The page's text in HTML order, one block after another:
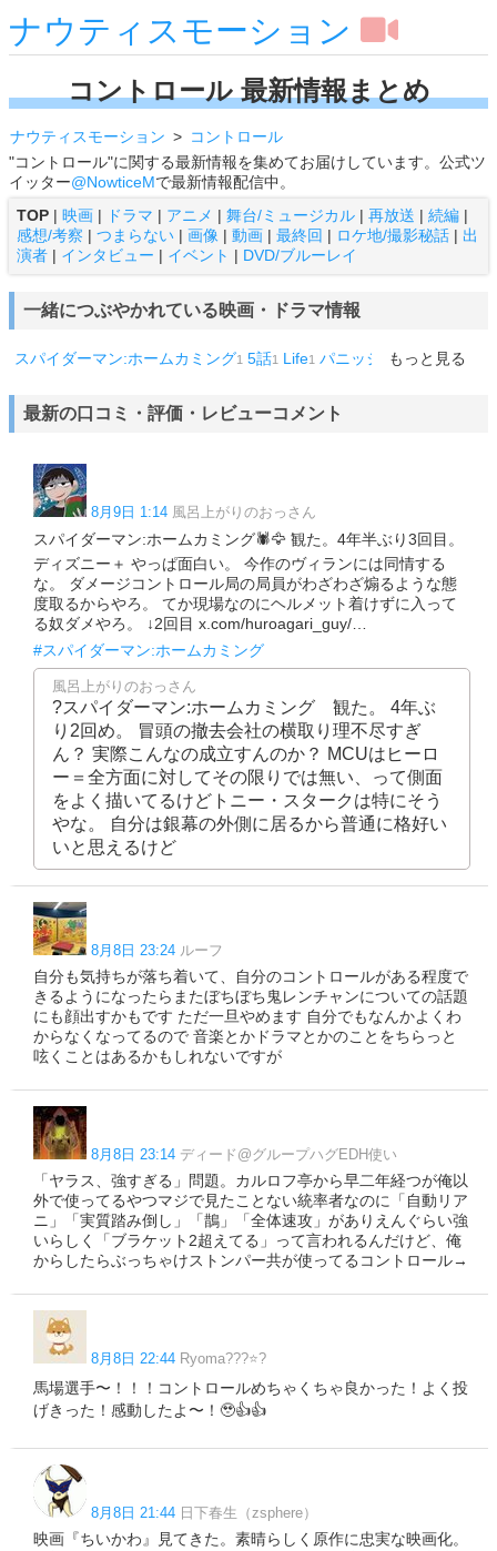
ナウティスモーション
コントロール 最新情報まとめ
ナウティスモーション
コントロール
"コントロール"に関する最新情報を集めてお届けしています。公式ツ
イッター@NowticeMで最新情報配信中。
TOP | 映画 | ドラマ | アニメ | 舞台/ミュージカル | 再放送 | 続編 |
感想/考察 | つまらない | 画像 | 動画 | 最終回 | ロケ地/撮影秘話 | 出
演者 | インタビュー | イベント | DVD/ブルーレイ
一緒につぶやかれている映画・ドラマ情報
もっと見る
スパイダーマン:ホームカミング1 5話1 Life1 パニッシャー1 ハルク
最新の口コミ・評価・レビューコメント
8月9日 1:14 風呂上がりのおっさん
スパイダーマン:ホームカミング🕷️🦅 観た。4年半ぶり3回目。
ディズニー＋ やっぱ面白い。 今作のヴィランには同情する
な。 ダメージコントロール局の局員がわざわざ煽るような態
度取るからやろ。 てか現場なのにヘルメット着けずに入って
る奴ダメやろ。 ↓2回目 x.com/huroagari_guy/…
#スパイダーマン:ホームカミング
風呂上がりのおっさん
?スパイダーマン:ホームカミング 観た。 4年ぶ
り2回め。 冒頭の撤去会社の横取り理不尽すぎ
ん？ 実際こんなの成立すんのか？ MCUはヒーロ
ー＝全方面に対してその限りでは無い、って側面
をよく描いてるけどトニー・スタークは特にそう
やな。 自分は銀幕の外側に居るから普通に格好い
いと思えるけど
8月8日 23:24 ルーフ
自分も気持ちが落ち着いて、自分のコントロールがある程度で
きるようになったらまたぼちぼち鬼レンチャンについての話題
にも顔出すかもです ただ一旦やめます 自分でもなんかよくわ
からなくなってるので 音楽とかドラマとかのことをちらっと
呟くことはあるかもしれないですが
8月8日 23:14 ディード@グループハグEDH使い
「ヤラス、強すぎる」問題。カルロフ亭から早二年経つが俺以
外で使ってるやつマジで見たことない統率者なのに「自動リア
ニ」「実質踏み倒し」「鵲」「全体速攻」がありえんぐらい強
いらしく「ブラケット2超えてる」って言われるんだけど、俺
からしたらぶっちゃけストンパー共が使ってるコントロール→
8月8日 22:44 Ryoma???⭐️?
馬場選手〜！！！コントロールめちゃくちゃ良かった！よく投
げきった！感動したよ〜！🥹👍👍
8月8日 21:44 日下春生（zsphere）
映画『ちいかわ』見てきた。素晴らしく原作に忠実な映画化。